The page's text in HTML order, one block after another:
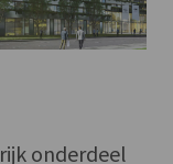
onderdeel